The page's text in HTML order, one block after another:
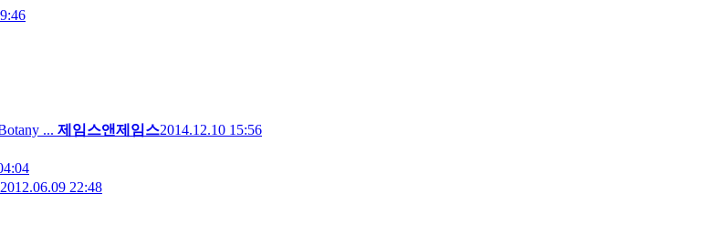
... 제임스앤제임스2014.12.10 15:56
2012.06.09 22:48